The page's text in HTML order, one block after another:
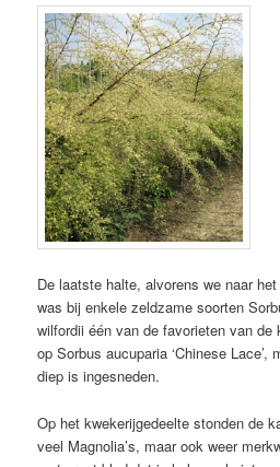
De laatste halte, alvorens we naar
was bij enkele zeldzame soorten
wilfordii één van de favorieten van
op Sorbus aucuparia ‘Chinese
diep is ingesneden.
Op het kwekerijgedeelte stonden de
veel Magnolia’s, maar ook weer